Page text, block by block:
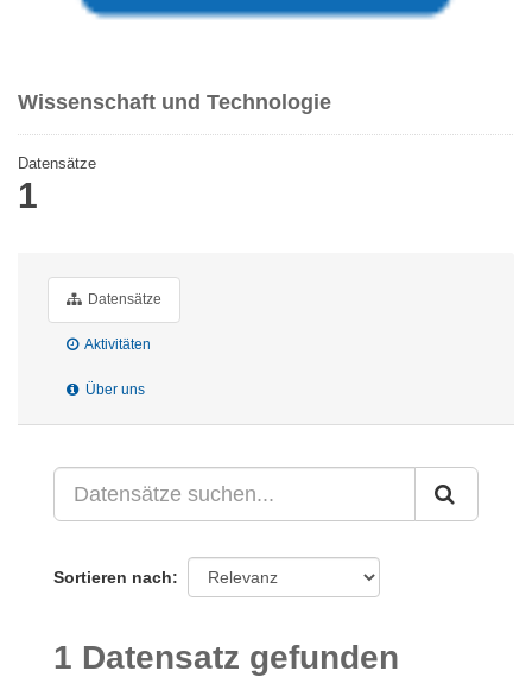
Wissenschaft und Technologie
Datensätze
1
Datensätze
Aktivitäten
Über uns
Sortieren nach
1 Datensatz gefunden